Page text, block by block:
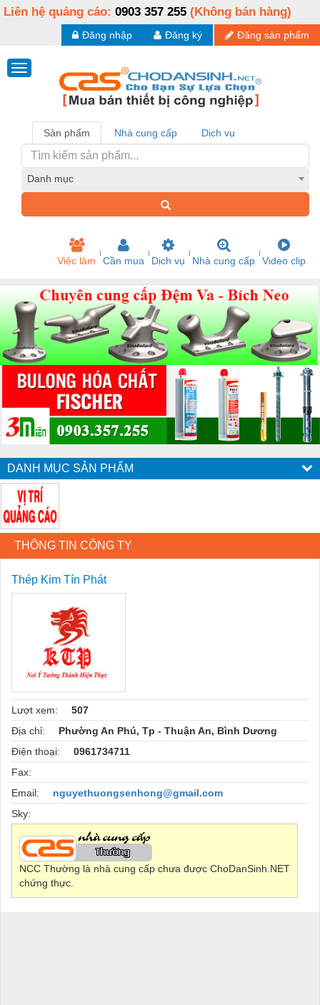
Liên hệ quảng cáo: 0903 357 255 (Không bán hàng)
Đăng sản phẩm
Đăng ký
Đăng nhập
Sản phẩm Nhà cung cấp Dịch vụ
Danh mục
Việc làm Cần mua Dịch vụ Nhà cung cấp Video clip
DANH MỤC SẢN PHẨM
THÔNG TIN CÔNG TY
Thép Kim Tín Phát
Lượt xem:
507
Địa chỉ:
Phường An Phú, Tp - Thuận An, Bình Dương
Điện thoại:
0961734711
Fax:
Email:
nguyethuongsenhong@gmail.com
Sky:
NCC Thường là nhà cung cấp chưa được ChoDanSinh.NET
chứng thực.